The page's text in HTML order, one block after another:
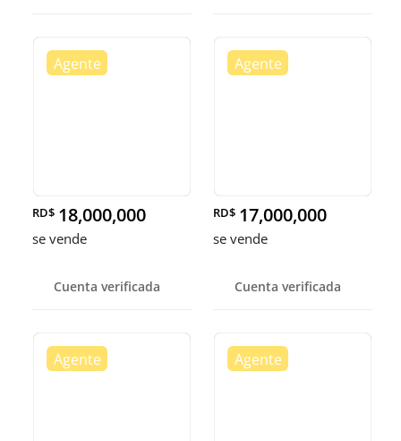
RD$ 18,000,000
se vende
Cuenta verificada
RD$ 17,000,000
se vende
Cuenta verificada